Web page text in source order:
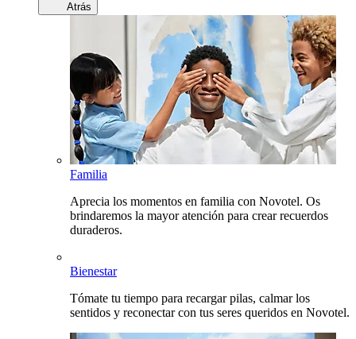
Atrás
Familia
Aprecia los momentos en familia con Novotel. Os
brindaremos la mayor atención para crear recuerdos
duraderos.
Bienestar
Tómate tu tiempo para recargar pilas, calmar los
sentidos y reconectar con tus seres queridos en Novotel.